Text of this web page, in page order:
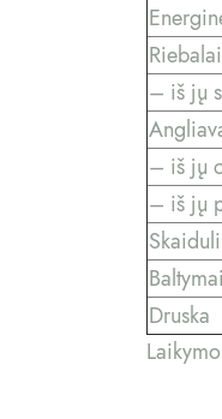
Riebalai
– iš jų
– iš jų
– iš jų
Baltymai
Druska